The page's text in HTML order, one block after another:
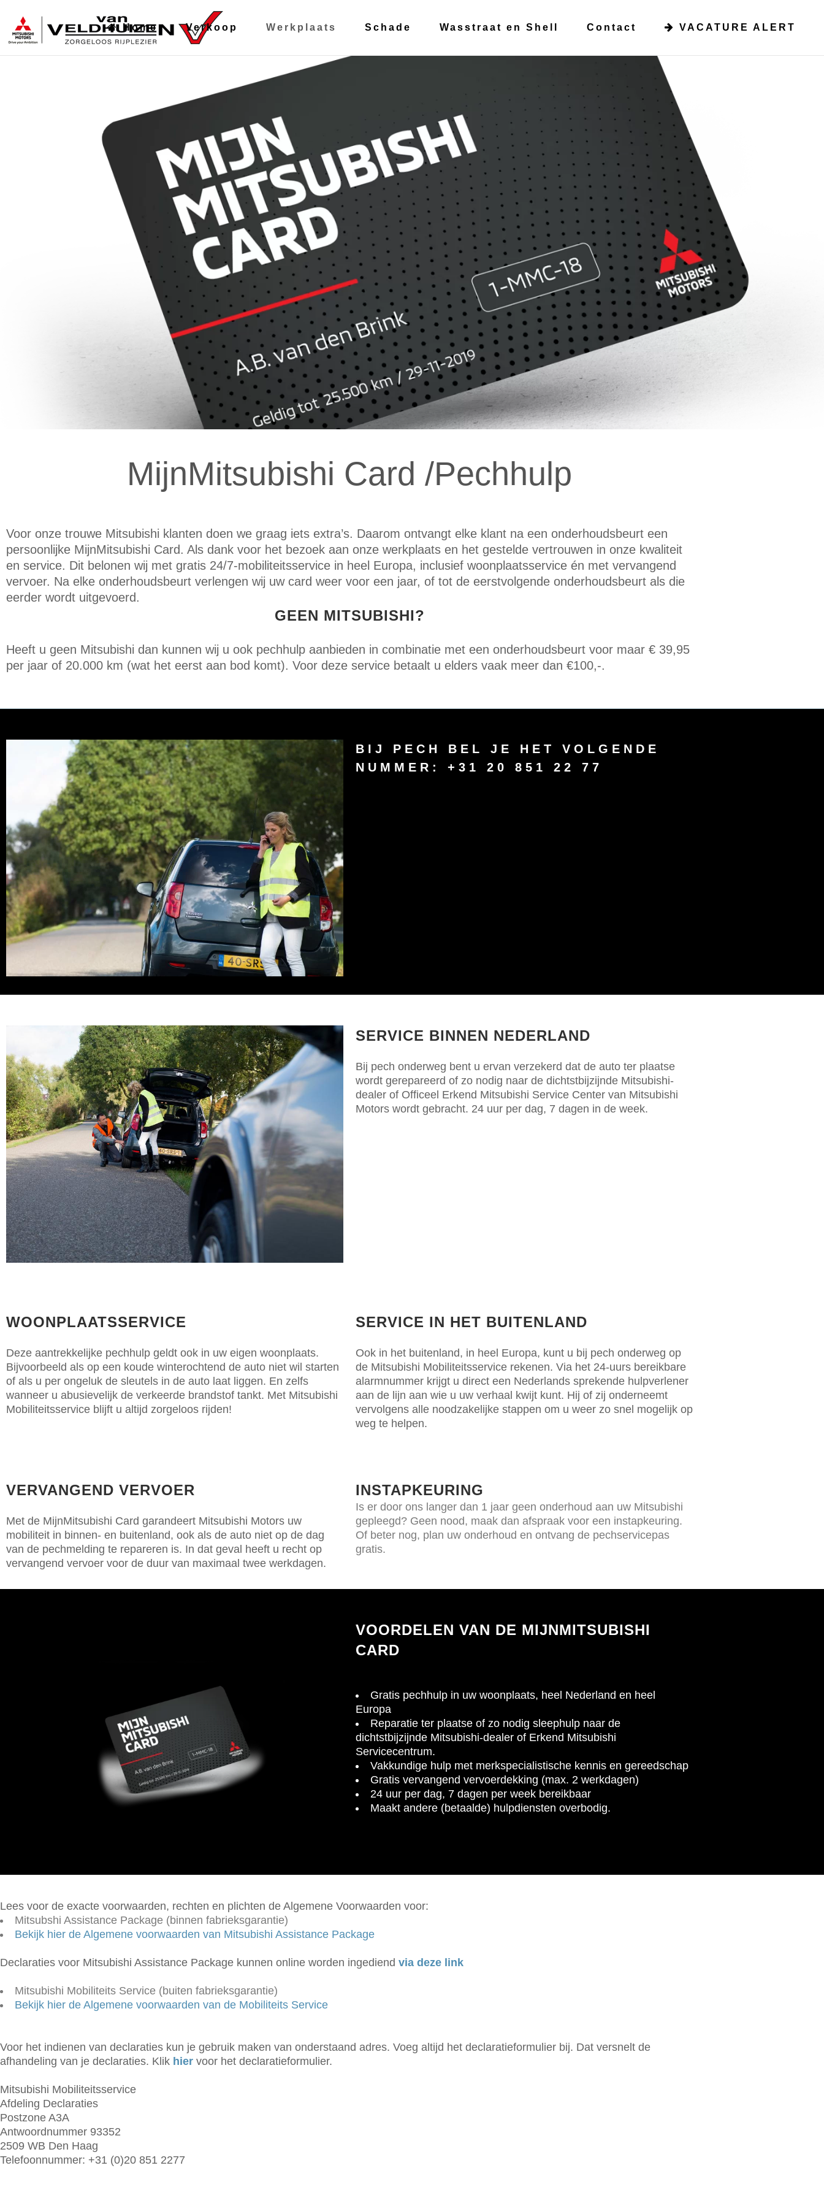
Home Verkoop Werkplaats Schade Wasstraat en Shell Contact VACATURE ALERT
MijnMitsubishi
De beste pechservice
voor uw auto
MijnMitsubishi Card /Pechhulp
Voor onze trouwe Mitsubishi klanten doen we graag iets extra’s. Daarom ontvangt elke klant na een onderhoudsbeurt een
persoonlijke MijnMitsubishi Card. Als dank voor het bezoek aan onze werkplaats en het gestelde vertrouwen in onze kwaliteit
en service. Dit belonen wij met gratis 24/7-mobiliteitsservice in heel Europa, inclusief woonplaatsservice én met vervangend
vervoer. Na elke onderhoudsbeurt verlengen wij uw card weer voor een jaar, of tot de eerstvolgende onderhoudsbeurt als die
eerder wordt uitgevoerd.
GEEN MITSUBISHI?
Heeft u geen Mitsubishi dan kunnen wij u ook pechhulp aanbieden in combinatie met een onderhoudsbeurt voor maar € 39,95
per jaar of 20.000 km (wat het eerst aan bod komt). Voor deze service betaalt u elders vaak meer dan €100,-.
BIJ PECH BEL JE HET VOLGENDE
NUMMER: +31 20 851 22 77
SERVICE BINNEN NEDERLAND
Bij pech onderweg bent u ervan verzekerd dat de auto ter plaatse
wordt gerepareerd of zo nodig naar de dichtstbijzijnde Mitsubishi-
dealer of Officeel Erkend Mitsubishi Service Center van Mitsubishi
Motors wordt gebracht. 24 uur per dag, 7 dagen in de week.
WOONPLAATSSERVICE
Deze aantrekkelijke pechhulp geldt ook in uw eigen woonplaats.
Bijvoorbeeld als op een koude winterochtend de auto niet wil starten
of als u per ongeluk de sleutels in de auto laat liggen. En zelfs
wanneer u abusievelijk de verkeerde brandstof tankt. Met Mitsubishi
Mobiliteitsservice blijft u altijd zorgeloos rijden!
SERVICE IN HET BUITENLAND
Ook in het buitenland, in heel Europa, kunt u bij pech onderweg op
de Mitsubishi Mobiliteitsservice rekenen. Via het 24-uurs bereikbare
alarmnummer krijgt u direct een Nederlands sprekende hulpverlener
aan de lijn aan wie u uw verhaal kwijt kunt. Hij of zij onderneemt
vervolgens alle noodzakelijke stappen om u weer zo snel mogelijk op
weg te helpen.
VERVANGEND VERVOER
Met de MijnMitsubishi Card garandeert Mitsubishi Motors uw
mobiliteit in binnen- en buitenland, ook als de auto niet op de dag
van de pechmelding te repareren is. In dat geval heeft u recht op
vervangend vervoer voor de duur van maximaal twee werkdagen.
INSTAPKEURING
Is er door ons langer dan 1 jaar geen onderhoud aan uw Mitsubishi
gepleegd? Geen nood, maak dan afspraak voor een instapkeuring.
Of beter nog, plan uw onderhoud en ontvang de pechservicepas
gratis.
VOORDELEN VAN DE MIJNMITSUBISHI
CARD
Gratis pechhulp in uw woonplaats, heel Nederland en heel
Europa
Reparatie ter plaatse of zo nodig sleephulp naar de
dichtstbijzijnde Mitsubishi-dealer of Erkend Mitsubishi
Servicecentrum.
Vakkundige hulp met merkspecialistische kennis en gereedschap
Gratis vervangend vervoerdekking (max. 2 werkdagen)
24 uur per dag, 7 dagen per week bereikbaar
Maakt andere (betaalde) hulpdiensten overbodig.
Lees voor de exacte voorwaarden, rechten en plichten de Algemene Voorwaarden voor:
Mitsubshi Assistance Package (binnen fabrieksgarantie)
Bekijk hier de Algemene voorwaarden van Mitsubishi Assistance Package
Declaraties voor Mitsubishi Assistance Package kunnen online worden ingediend via deze link
Mitsubishi Mobiliteits Service (buiten fabrieksgarantie)
Bekijk hier de Algemene voorwaarden van de Mobiliteits Service
Voor het indienen van declaraties kun je gebruik maken van onderstaand adres. Voeg altijd het declaratieformulier bij. Dat versnelt de
afhandeling van je declaraties. Klik hier voor het declaratieformulier.
Mitsubishi Mobiliteitsservice
Afdeling Declaraties
Postzone A3A
Antwoordnummer 93352
2509 WB Den Haag
Telefoonnummer: +31 (0)20 851 2277